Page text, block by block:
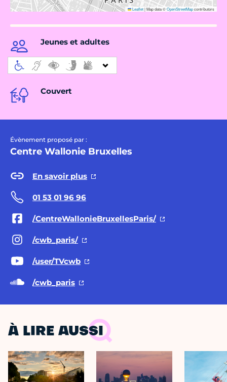
Leaflet|Map data ©OpenStreetMapcontributors
Jeunes et adultes
Couvert
Évènement proposé par :
Centre Wallonie Bruxelles
En savoir plus
01 53 01 96 96
/CentreWallonieBruxellesParis/
/cwb_paris/
/user/TVcwb
/cwb_paris
À LIRE AUSSI